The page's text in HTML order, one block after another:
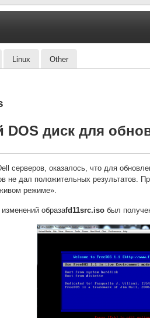
Linux Other
DOS диск для
серверов, оказалось, что для
не дал положительных результатов.
режиме».
образаfd11src.iso был